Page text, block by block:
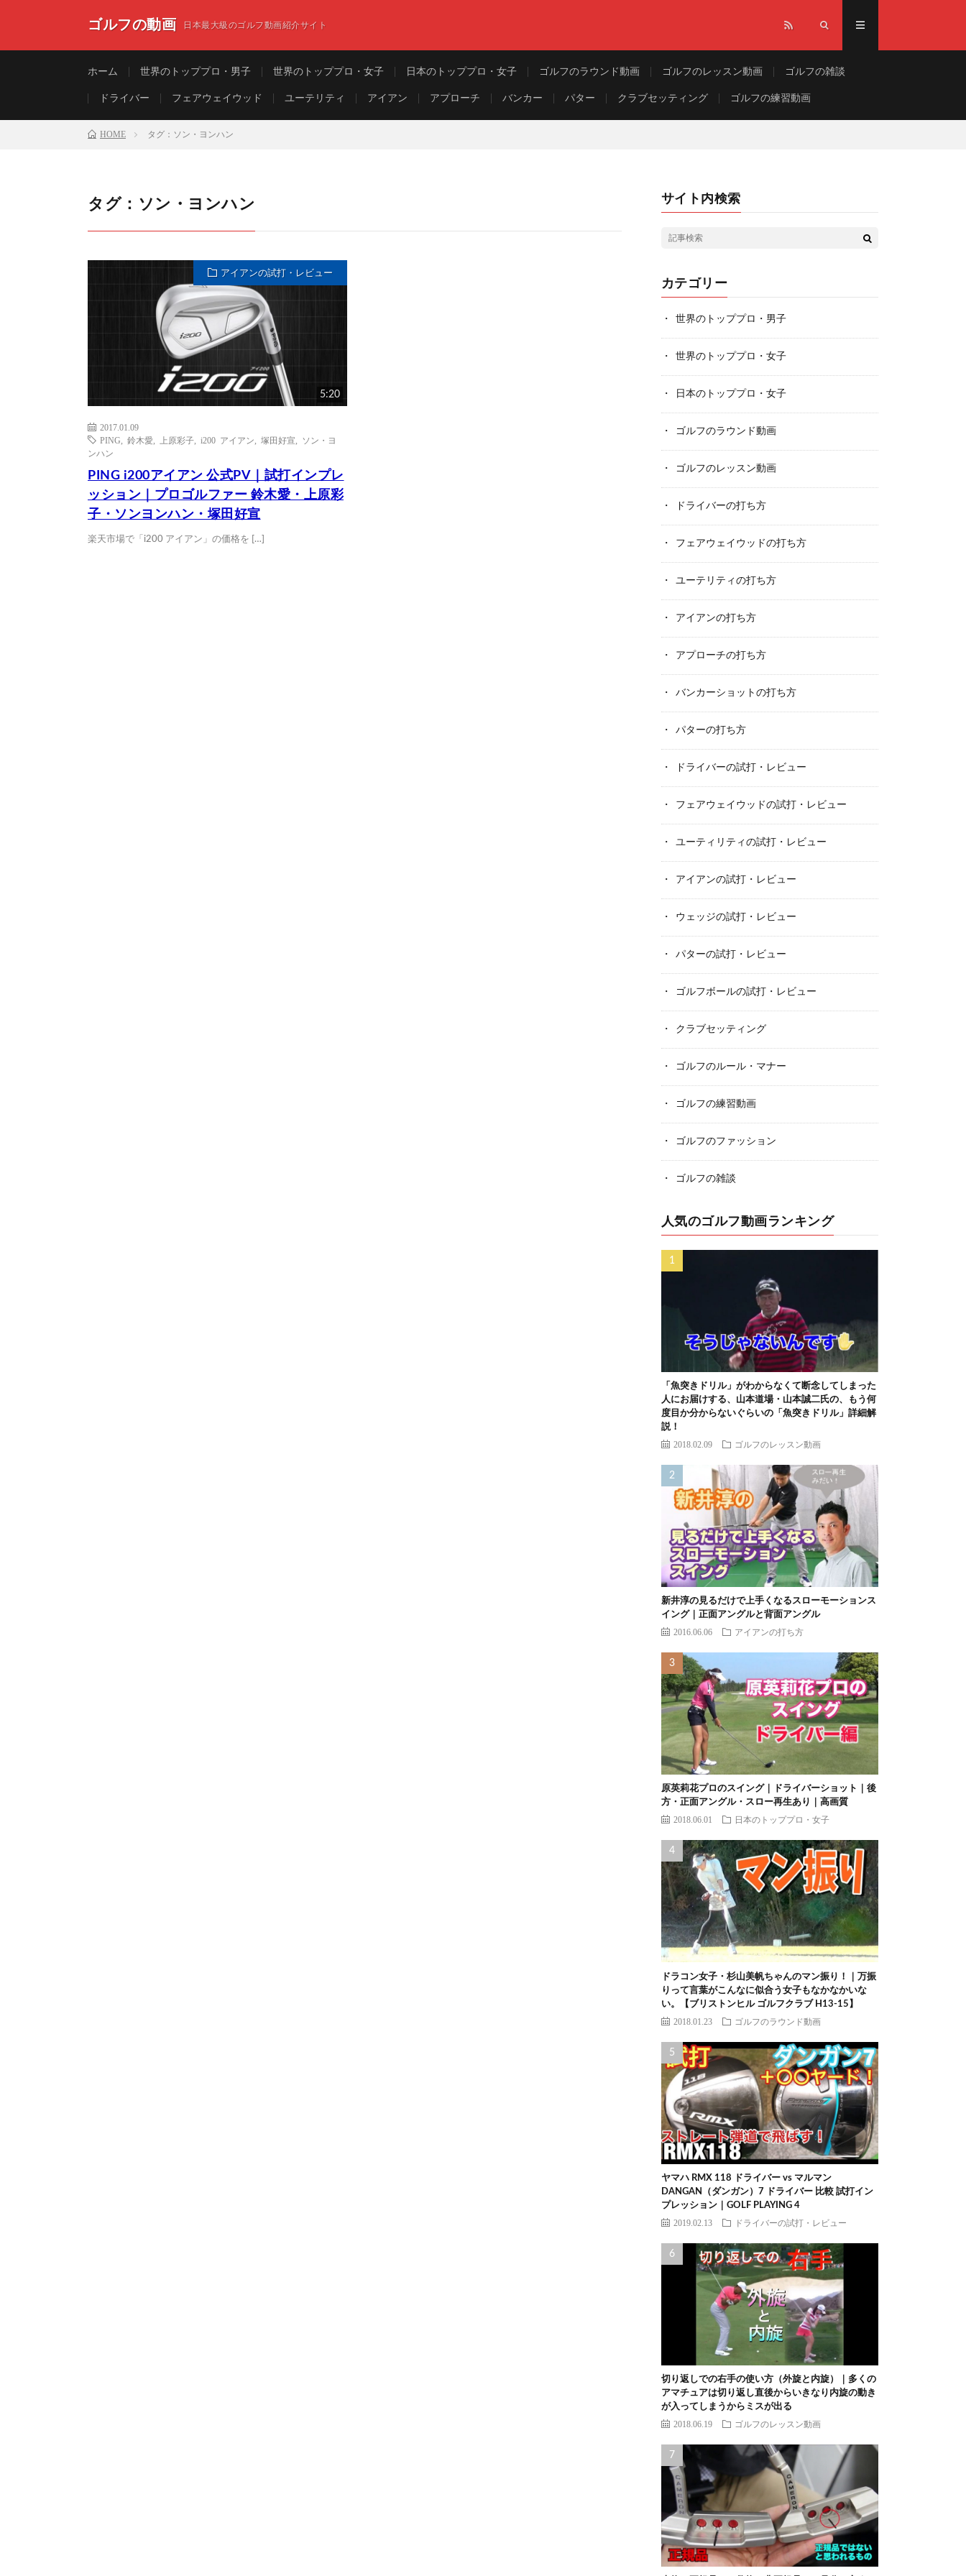
ゴルフの動画 日本最大級のゴルフ動画紹介サイト
ホーム 世界のトッププロ・男子 世界のトッププロ・女子 日本のトッププロ・女子 ゴルフのラウンド動画 ゴルフのレッスン動画 ゴルフの雑談
ドライバー フェアウェイウッド ユーテリティ アイアン アプローチ バンカー パター クラブセッティング ゴルフの練習動画
HOME タグ：ソン・ヨンハン
タグ：ソン・ヨンハン
アイアンの試打・レビュー
5:20
2017.01.09
PING
鈴木愛 上原彩子 i200 アイアン 塚田好宣
ソン・ヨ
ンハン
PING i200アイアン 公式PV｜試打インプレ
ッション｜プロゴルファー 鈴木愛・上原彩
子・ソンヨンハン・塚田好宣
楽天市場で「i200 アイアン」の価格を […]
サイト内検索
カテゴリー
世界のトッププロ・男子
世界のトッププロ・女子
日本のトッププロ・女子
ゴルフのラウンド動画
ゴルフのレッスン動画
ドライバーの打ち方
フェアウェイウッドの打ち方
ユーテリティの打ち方
アイアンの打ち方
アプローチの打ち方
バンカーショットの打ち方
パターの打ち方
ドライバーの試打・レビュー
フェアウェイウッドの試打・レビュー
ユーティリティの試打・レビュー
アイアンの試打・レビュー
ウェッジの試打・レビュー
パターの試打・レビュー
ゴルフボールの試打・レビュー
クラブセッティング
ゴルフのルール・マナー
ゴルフの練習動画
ゴルフのファッション
ゴルフの雑談
人気のゴルフ動画ランキング
「魚突きドリル」がわからなくて断念してしまった
人にお届けする、山本道場・山本誠二氏の、もう何
度目か分からないぐらいの「魚突きドリル」詳細解
説！
2018.02.09 ゴルフのレッスン動画
新井淳の見るだけで上手くなるスローモーションス
イング｜正面アングルと背面アングル
2016.06.06 アイアンの打ち方
原英莉花プロのスイング｜ドライバーショット｜後
方・正面アングル・スロー再生あり｜高画質
2018.06.01 日本のトッププロ・女子
ドラコン女子・杉山美帆ちゃんのマン振り！｜万振
りって言葉がこんなに似合う女子もなかなかいな
い。【ブリストンヒル ゴルフクラブ H13-15】
2018.01.23 ゴルフのラウンド動画
ヤマハ RMX 118 ドライバー vs マルマン
DANGAN（ダンガン）7 ドライバー 比較 試打イン
プレッション｜GOLF PLAYING 4
2019.02.13 ドライバーの試打・レビュー
切り返しでの右手の使い方（外旋と内旋）｜多くの
アマチュアは切り返し直後からいきなり内旋の動き
が入ってしまうからミスが出る
2018.06.19 ゴルフのレッスン動画